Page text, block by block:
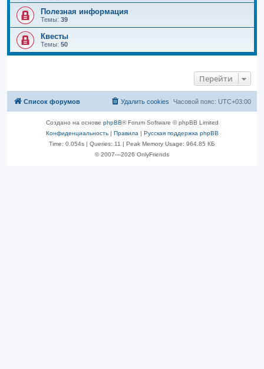
Полезная информация
Темы: 39
Квесты
Темы: 50
Перейти
Список форумов Часовой пояс: UTC+03:00
Удалить cookies
Создано на основе phpBB® Forum Software © phpBB Limited
Конфиденциальность| Правила | Русская поддержка phpBB
Time: 0.054s | Queries: 11 | Peak Memory Usage: 964.85 КБ
© 2007—2026 OnlyFriends